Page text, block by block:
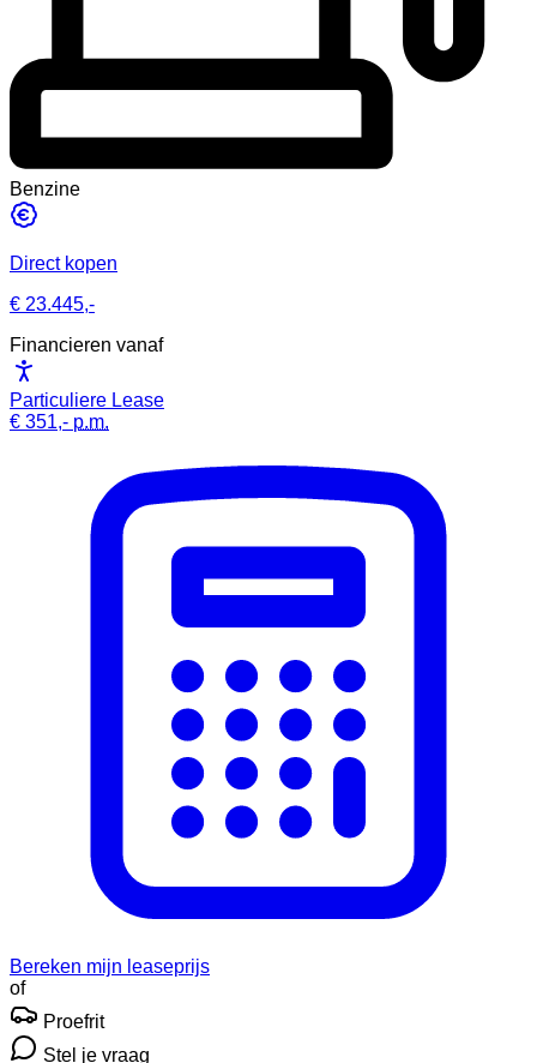
Benzine
Direct kopen
€ 23.445,-
Financieren vanaf
Particuliere Lease
€ 351,- p.m.
Bereken mijn leaseprijs
of
Proefrit
Stel je vraag